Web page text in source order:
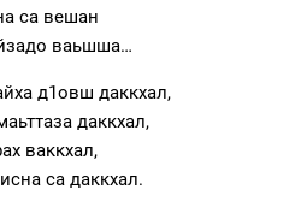
са вешан
ваьшша…
д1овш даккхал,
даккхал,
ваккхал,
са даккхал.